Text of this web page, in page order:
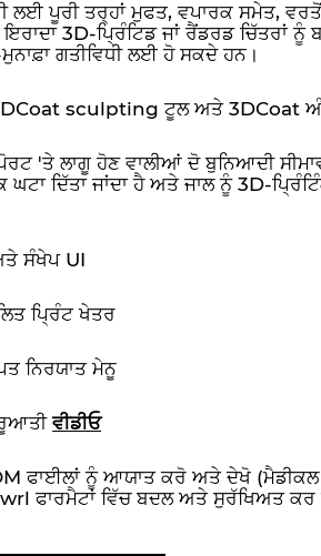
ਲਈ ਪੂਰੀ ਤਰ੍ਹਾਂ ਮੁਫਤ, ਵਪਾਰਕ ਸਮੇਤ,
ਇਰਾਦਾ 3D-ਪ੍ਰਿੰਟਿਡ ਜਾਂ ਰੈਂਡਰਡ ਚਿੱਤਰਾਂ
ਗਤੀਵਿਧੀ ਲਈ ਹੋ ਸਕਦੇ ਹਨ।
sculpting ਟੂਲ ਅਤੇ 3DCoat
'ਤੇ ਲਾਗੂ ਹੋਣ ਵਾਲੀਆਂ ਦੋ ਬੁਨਿਆਦੀ
ਘਟਾ ਦਿੱਤਾ ਜਾਂਦਾ ਹੈ ਅਤੇ ਜਾਲ ਨੂੰ 3D-
ਸੰਖੇਪ UI
ਪ੍ਰਿੰਟ ਖੇਤਰ
ਨਿਰਯਾਤ ਮੇਨੂ
ਵੀਡੀਓ
ਫਾਈਲਾਂ ਨੂੰ ਆਯਾਤ ਕਰੋ ਅਤੇ ਦੇਖੋ (ਮੈਡੀਕਲ
ਫਾਰਮੈਟਾਂ ਵਿੱਚ ਬਦਲ ਅਤੇ ਸੁਰੱਖਿਅਤ ਕਰ